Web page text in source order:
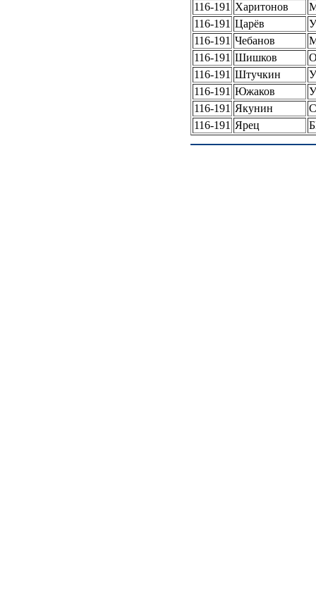
116-191 Харитонов
116-191 Царёв
116-191 Чебанов
116-191 Шишков
116-191 Штучкин
116-191 Южаков
116-191 Якунин
116-191 Ярец